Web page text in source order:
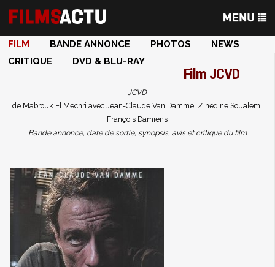
FILM BANDE ANNONCE PHOTOS
NEWS
CRITIQUE
DVD & BLU-RAY
Film JCVD
JCVD
de Mabrouk El Mechri avec Jean-Claude Van Damme, Zinedine Soualem,
François Damiens
Bande annonce, date de sortie, synopsis, avis et critique du film